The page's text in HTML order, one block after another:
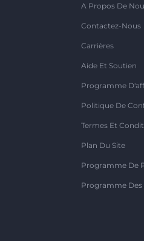
A Propos De
Contactez-Nous
Carrières
Aide Et Soutien
Programme
Politique De
Termes Et
Plan Du Site
Programme De
Programme